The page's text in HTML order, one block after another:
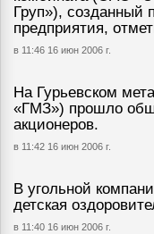
Груп»), созданный
предприятия,
в 11:46 16 июн 2006 г.
На Гурьевском
«ГМЗ») прошло
акционеров.
в 11:42 16 июн 2006 г.
В угольной
детская
в 11:40 16 июн 2006 г.